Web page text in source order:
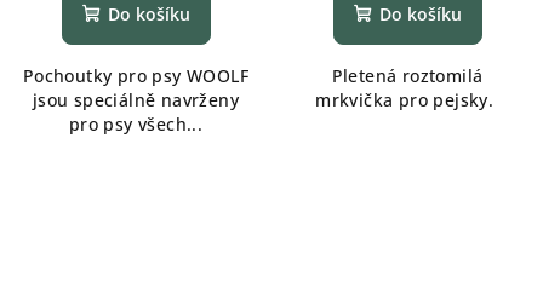
Do košíku
Pochoutky pro psy WOOLF
jsou speciálně navrženy
pro psy všech...
Do košíku
Pletená roztomilá
mrkvička pro pejsky.